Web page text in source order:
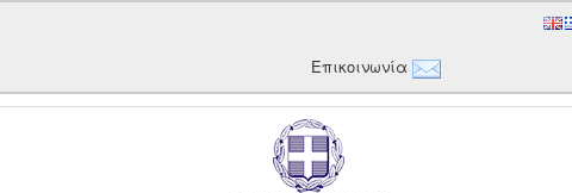
Επικοινωνία